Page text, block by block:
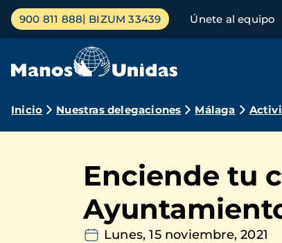
Pasar
contenido
Menú
principal
900 811 888 BIZUM 33439 Únete al equipo
Ruta
navegación
Inicio Nuestras delegaciones Málaga
Enciende tu
Lunes, 15 noviembre, 2021